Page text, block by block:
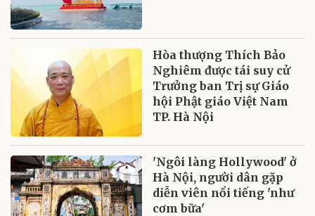
Hòa thượng Thích Bảo
Nghiêm được tái suy cử
Trưởng ban Trị sự Giáo
hội Phật giáo Việt Nam
TP. Hà Nội
'Ngôi làng Hollywood' ở
Hà Nội, người dân gặp
diễn viên nổi tiếng 'như
cơm bữa'